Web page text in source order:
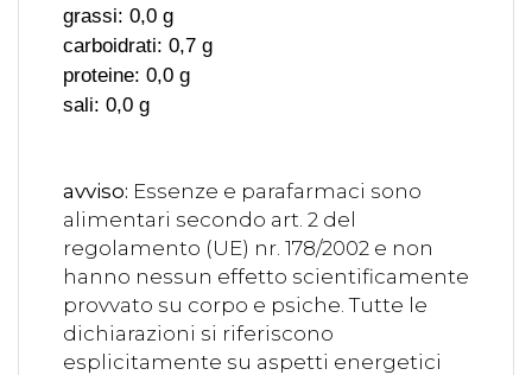
grassi: 0,0 g
carboidrati: 0,7 g
proteine: 0,0 g
sali: 0,0 g
avviso: Essenze e parafarmaci sono
alimentari secondo art. 2 del
regolamento (UE) nr. 178/2002 e non
hanno nessun effetto scientificamente
provvato su corpo e psiche. Tutte le
dichiarazioni si riferiscono
esplicitamente su aspetti energetici